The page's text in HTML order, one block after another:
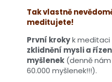
Tak vlastně
meditujete!
První krokyk meditaci
zklidnění mysli a
myšlenek (denně
60.000 myšlenek!!!).